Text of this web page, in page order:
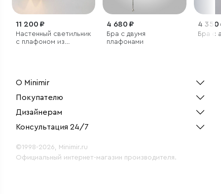
11 200 ₽
Настенный светильник
с плафоном из
4 680 ₽
Бра с двумя
плафонами
4 350
Бра с
О Minimir
Покупателю
Дизайнерам
Консультация 24/7
©1998-2026, Minimir.ru
Официальный интернет-магазин производителя.